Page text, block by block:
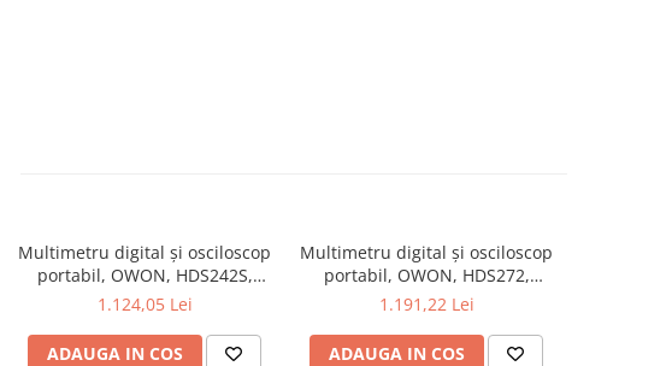
Multimetru digital și osciloscop
portabil, OWON, HDS242S,
200mV-1kV, 200mA-
1.124,05 Lei
ADAUGA IN COS
Multimetru digital și osciloscop
portabil, OWON, HDS272,
200mV-1kV, 200mA-
1.191,22 Lei
ADAUGA IN COS